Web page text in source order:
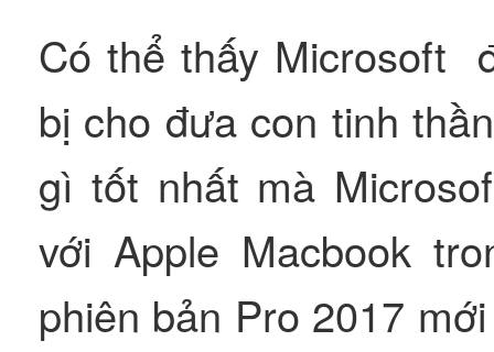
Có thể thấy Microsoft
bị cho đưa con tinh
gì tốt nhất mà
với Apple Macbook
phiên bản Pro 2017